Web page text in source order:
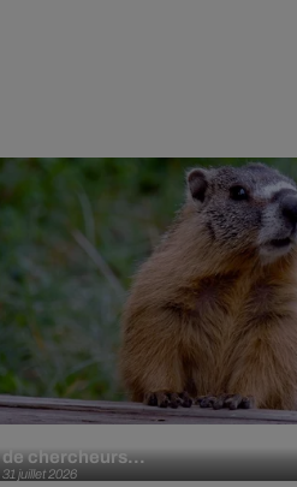
31 juillet 2026
de chercheurs...